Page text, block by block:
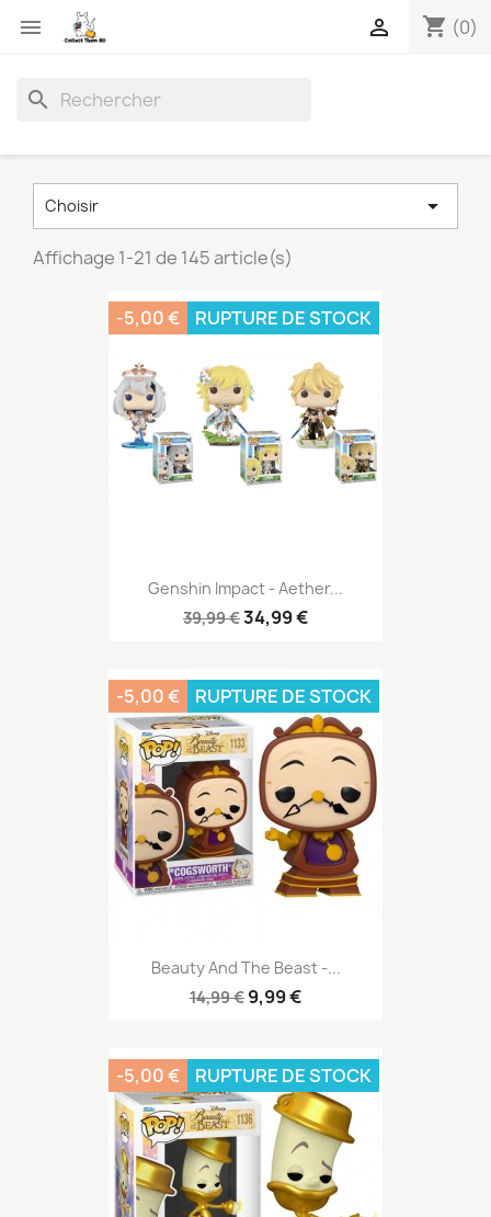
 shopping_cart (0)

search
Choisir 
Affichage 1-21 de 145 article(s)
Genshin Impact - Aether...
39,99 €34,99 €
-5,00 € RUPTURE DE STOCK
Beauty And The Beast -...
14,99 € 9,99 €
-5,00 € RUPTURE DE STOCK
-5,00 € RUPTURE DE STOCK